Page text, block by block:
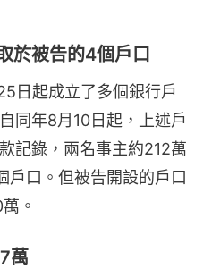
於被告的4個戶口
日起成立了多個銀行戶
同年8月10日起，上述戶
記錄，兩名事主約212萬
戶口。但被告開設的戶口
。
萬